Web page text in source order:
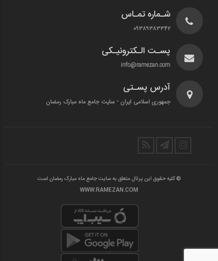
شـماره تمـاس
۰۹۳۸۹۳۸۳۳۴۲
پسـت الـکترونیـکی
info@ramezan.com
آدرس پسـتی
جمهوری اسلامی ایران - سایت جامع ماه مبارک رمضان
© کلیه حقوق این پرتال متعلق به سایت جامع ماه مبارک رمضان است
WWW.RAMEZAN.COM